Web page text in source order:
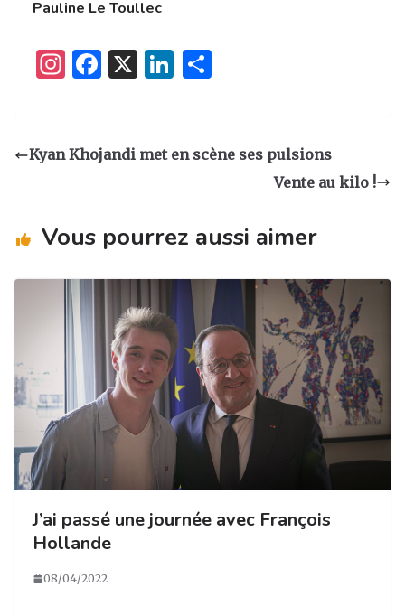
Pauline Le Toullec
I
a
m
F
e
o
X
Li
e
g
Kyan Khojandi met en scène ses pulsions
Vente au kilo !
Vous pourrez aussi aimer
J’ai passé une journée avec François
Hollande
08/04/2022